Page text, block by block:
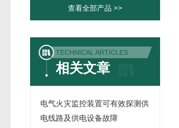
查看全部产品 >>
TECHNICAL ARTICLES
相关文章
电气火灾监控装置可有效探测供
电线路及供电设备故障